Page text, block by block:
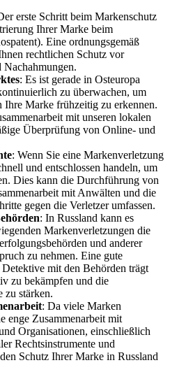
erste Schritt beim Markenschutz
Ihrer Marke beim
Eine ordnungsgemäß
rechtlichen Schutz vor
: Es ist gerade in Osteuropa
zu überwachen, um
Ihre Marke frühzeitig zu erkennen.
mit unseren lokalen
Überprüfung von Online- und
: Wenn Sie eine Markenverletzung
und entschlossen handeln, um
Dies kann die Durchführung von
mit Anwälten und die
gegen die Verletzer umfassen.
: In Russland kann es
Markenverletzungen die
und anderer
zu nehmen. Eine gute
mit den Behörden trägt
zu bekämpfen und die
zu stärken.
: Da viele Marken
enge Zusammenarbeit mit
Organisationen, einschließlich
Rechtsinstrumente und
Schutz Ihrer Marke in Russland